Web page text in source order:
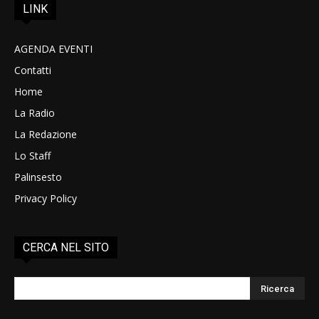
LINK
AGENDA EVENTI
Contatti
Home
La Radio
La Redazione
Lo Staff
Palinsesto
Privacy Policy
CERCA NEL SITO